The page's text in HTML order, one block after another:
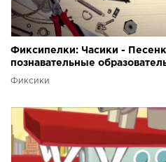
Фиксипелки: Часики -
познавательные
Фиксики